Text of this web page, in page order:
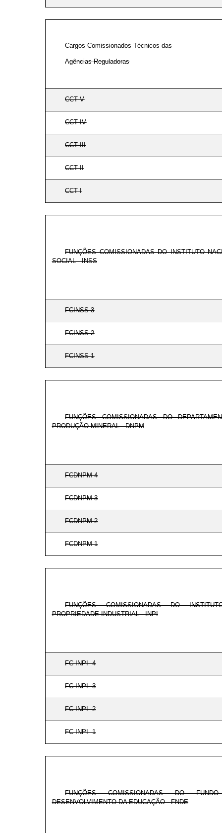
Cargos Comissionados Técnicos das
Agências Reguladoras
CCT V
CCT IV
CCT III
CCT II
CCT I
FUNÇÕES COMISSIONADAS DO INSTITUTO
SOCIAL - INSS
FCINSS-3
FCINSS-2
FCINSS-1
FUNÇÕES COMISSIONADAS DO
PRODUÇÃO MINERAL - DNPM
FCDNPM-4
FCDNPM-3
FCDNPM-2
FCDNPM-1
FUNÇÕES COMISSIONADAS DO
PROPRIEDADE INDUSTRIAL - INPI
FCINPI-4
FCINPI-3
FCINPI-2
FCINPI-1
FUNÇÕES COMISSIONADAS DO
DESENVOLVIMENTO DA EDUCAÇÃO - FNDE